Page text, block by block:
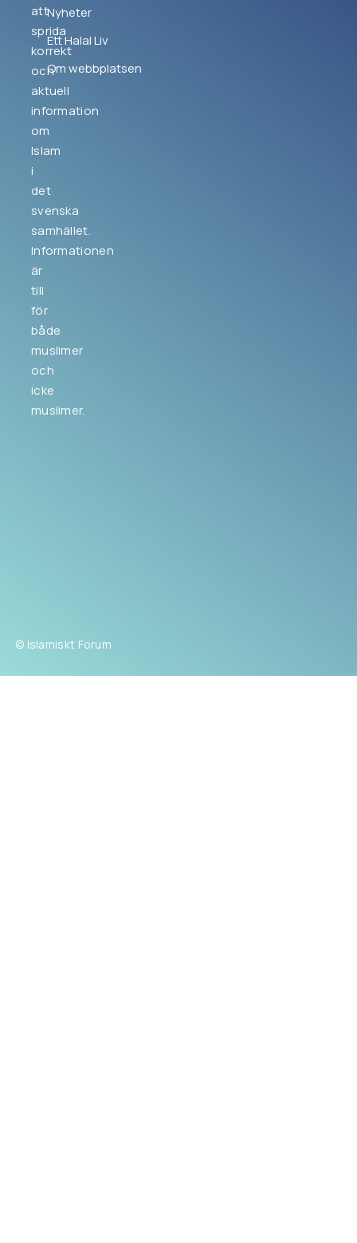
att
sprida
korrekt
och
aktuell
information
om
Islam
i
det
svenska
samhället.
Informationen
är
till
för
både
muslimer
och
icke
muslimer.
Nyheter
Ett Halal Liv
Om webbplatsen
© Islamiskt Forum